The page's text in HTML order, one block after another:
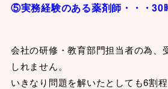
⑤実務経験のある薬剤師・・・30
会社の研修・教育部門担当者の為、
しれません。
いきなり問題を解いたとしても6割